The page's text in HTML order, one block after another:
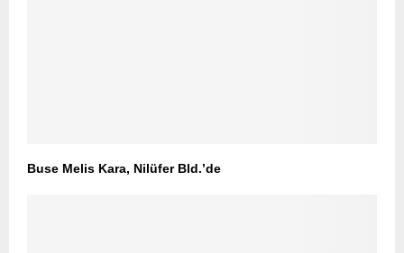
Buse Melis Kara, Nilüfer Bld.’de